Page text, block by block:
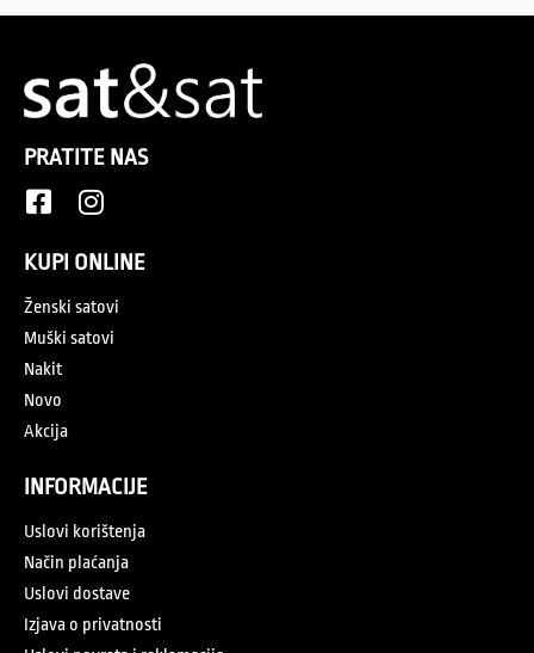
PRATITE NAS
KUPI ONLINE
Ženski satovi
Muški satovi
Nakit
Novo
Akcija
INFORMACIJE
Uslovi korištenja
Način plaćanja
Uslovi dostave
Izjava o privatnosti